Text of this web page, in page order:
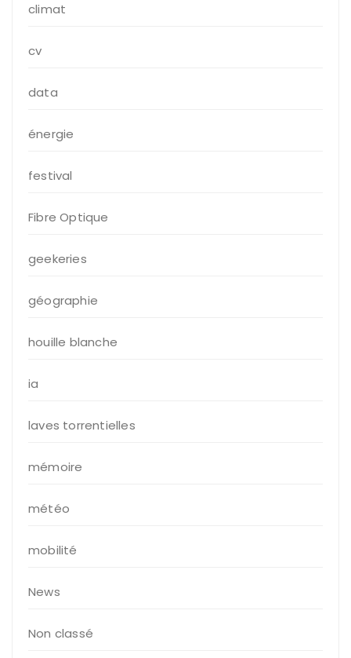
climat
cv
data
énergie
festival
Fibre Optique
geekeries
géographie
houille blanche
ia
laves torrentielles
mémoire
météo
mobilité
News
Non classé